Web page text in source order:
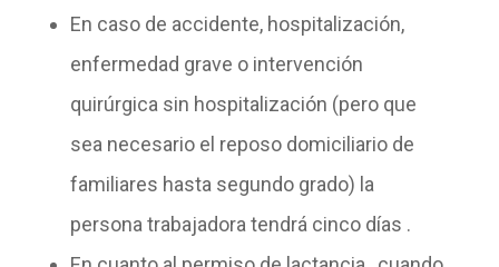
En caso de accidente, hospitalización,
enfermedad grave o intervención
quirúrgica sin hospitalización (pero que
sea necesario el reposo domiciliario de
familiares hasta segundo grado) la
persona trabajadora tendrá cinco días .